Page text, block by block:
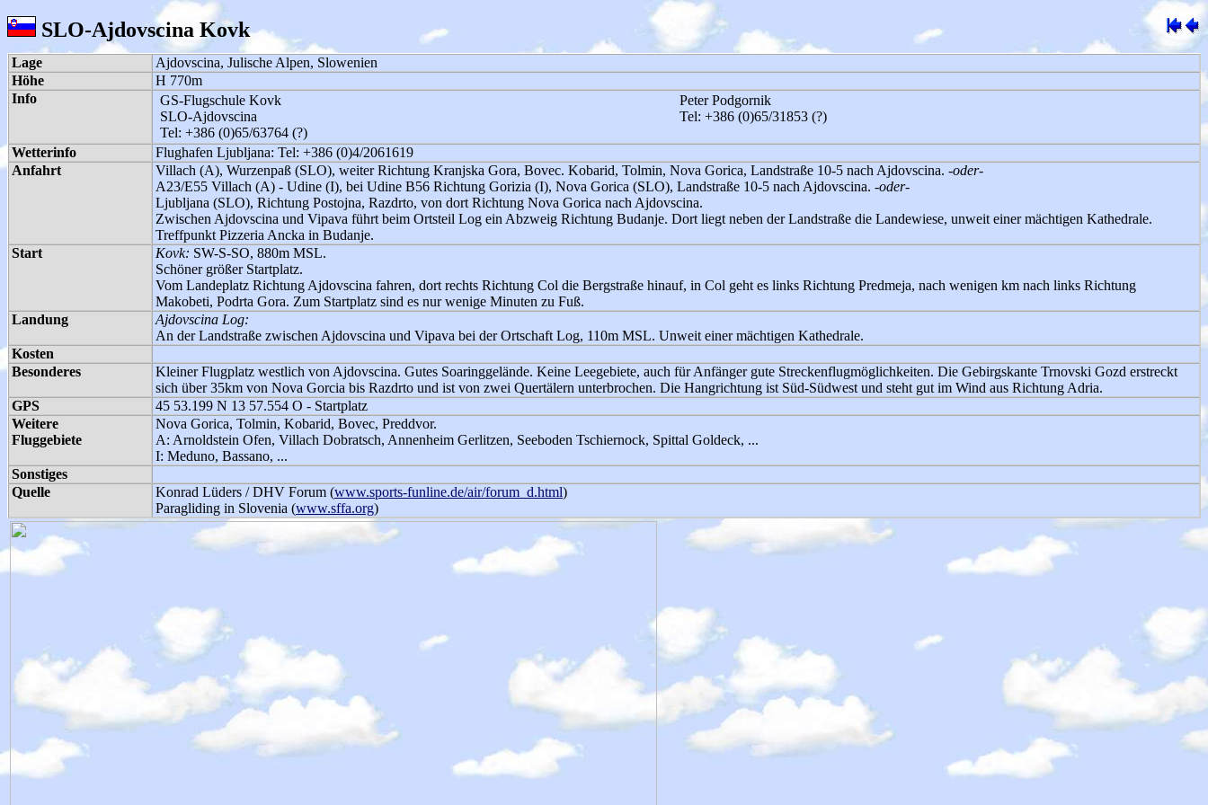
SLO-Ajdovscina Kovk
Lage
Ajdovscina, Julische Alpen, Slowenien
Höhe
H 770m
Info
GS-Flugschule Kovk
SLO-Ajdovscina
Tel: +386 (0)65/63764 (?)
Peter Podgornik
Tel: +386 (0)65/31853 (?)
Wetterinfo
Flughafen Ljubljana: Tel: +386 (0)4/2061619
Anfahrt
Villach (A), Wurzenpaß (SLO), weiter Richtung Kranjska Gora, Bovec. Kobarid, Tolmin, Nova Gorica, Landstraße 10-5 nach Ajdovscina. -oder-
A23/E55 Villach (A) - Udine (I), bei Udine B56 Richtung Gorizia (I), Nova Gorica (SLO), Landstraße 10-5 nach Ajdovscina. -oder-
Ljubljana (SLO), Richtung Postojna, Razdrto, von dort Richtung Nova Gorica nach Ajdovscina.
Zwischen Ajdovscina und Vipava führt beim Ortsteil Log ein Abzweig Richtung Budanje. Dort liegt neben der Landstraße die Landewiese, unweit einer mächtigen Kathedrale.
Treffpunkt Pizzeria Ancka in Budanje.
Start
Kovk: SW-S-SO, 880m MSL.
Schöner größer Startplatz.
Vom Landeplatz Richtung Ajdovscina fahren, dort rechts Richtung Col die Bergstraße hinauf, in Col geht es links Richtung Predmeja, nach wenigen km nach links Richtung
Makobeti, Podrta Gora. Zum Startplatz sind es nur wenige Minuten zu Fuß.
Landung
Ajdovscina Log:
An der Landstraße zwischen Ajdovscina und Vipava bei der Ortschaft Log, 110m MSL. Unweit einer mächtigen Kathedrale.
Kosten
Besonderes
Kleiner Flugplatz westlich von Ajdovscina. Gutes Soaringgelände. Keine Leegebiete, auch für Anfänger gute Streckenflugmöglichkeiten. Die Gebirgskante Trnovski Gozd erstreckt
sich über 35km von Nova Gorcia bis Razdrto und ist von zwei Quertälern unterbrochen. Die Hangrichtung ist Süd-Südwest und steht gut im Wind aus Richtung Adria.
GPS
45 53.199 N 13 57.554 O - Startplatz
Weitere
Fluggebiete
Nova Gorica, Tolmin, Kobarid, Bovec, Preddvor.
A: Arnoldstein Ofen, Villach Dobratsch, Annenheim Gerlitzen, Seeboden Tschiernock, Spittal Goldeck, ...
I: Meduno, Bassano, ...
Sonstiges
Quelle
Konrad Lüders / DHV Forum (www.sports-funline.de/air/forum_d.html)
Paragliding in Slovenia (www.sffa.org)